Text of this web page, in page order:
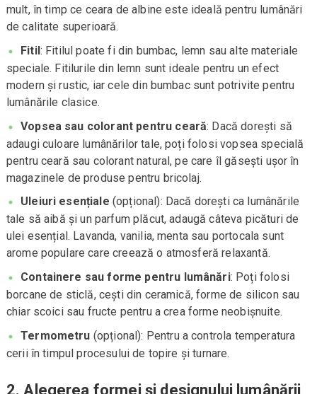
mult, în timp ce ceara de albine este ideală pentru lumânări
de calitate superioară.
Fitil: Fitilul poate fi din bumbac, lemn sau alte materiale
speciale. Fitilurile din lemn sunt ideale pentru un efect
modern și rustic, iar cele din bumbac sunt potrivite pentru
lumânările clasice.
Vopsea sau colorant pentru ceară: Dacă dorești să
adaugi culoare lumânărilor tale, poți folosi vopsea specială
pentru ceară sau colorant natural, pe care îl găsești ușor în
magazinele de produse pentru bricolaj.
Uleiuri esențiale (opțional): Dacă dorești ca lumânările
tale să aibă și un parfum plăcut, adaugă câteva picături de
ulei esențial. Lavanda, vanilia, menta sau portocala sunt
arome populare care creează o atmosferă relaxantă.
Containere sau forme pentru lumânări: Poți folosi
borcane de sticlă, cești din ceramică, forme de silicon sau
chiar scoici sau fructe pentru a crea forme neobișnuite.
Termometru (opțional): Pentru a controla temperatura
cerii în timpul procesului de topire și turnare.
2. Alegerea formei și designului lumânării